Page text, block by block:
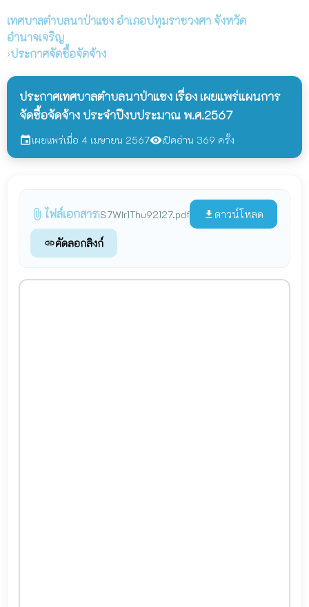
เทศบาลตำบลนาป่าแซง อำเภอปทุมราชวงศา จังหวัด
อำนาจเจริญ
›ประกาศจัดซื้อจัดจ้าง
ประกาศเทศบาลตำบลนาป่าแซง เรื่อง เผยแพร่แผนการ
จัดซื้อจัดจ้าง ประจำปีงบประมาณ พ.ศ.2567
eventเผยแพร่เมื่อ 4 เมษายน 2567visibilityเปิดอ่าน 369 ครั้ง
attach_file ไฟล์เอกสารiS7WIr1Thu92127.pdf file_download ดาวน์โหลด
linkคัดลอกลิงก์